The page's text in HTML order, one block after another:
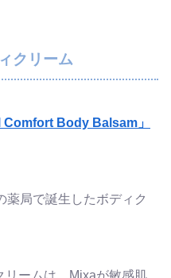
クリーム
Body Balsam」
薬局で誕生したボディク
リームは、Mixaが敏感肌